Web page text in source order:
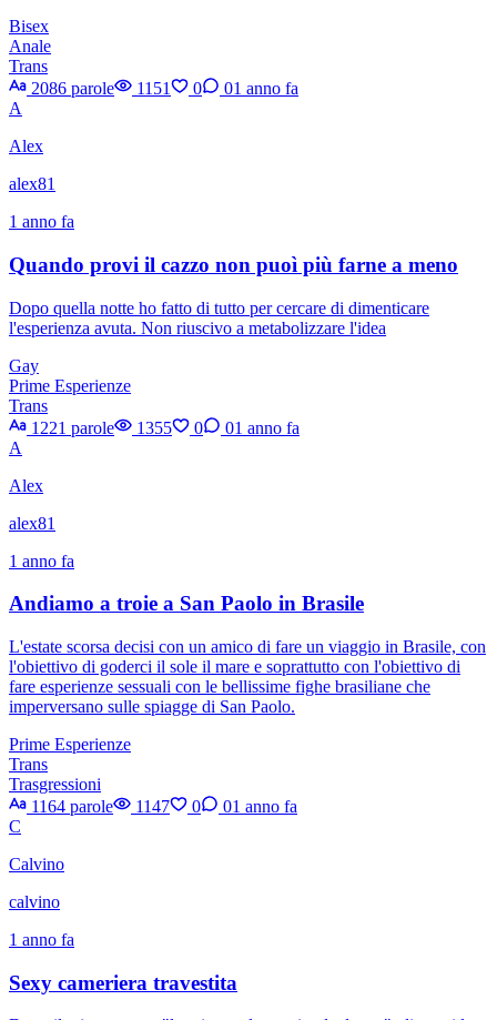
Bisex
Anale
Trans
2086 parole
1151 0 01 anno fa
A
Alex
alex81
1 anno fa
Quando provi il cazzo non puoì più farne a meno
Dopo quella notte ho fatto di tutto per cercare di dimenticare
l'esperienza avuta. Non riuscivo a metabolizzare l'idea
Gay
Prime Esperienze
Trans
1221 parole
1355 0 01 anno fa
A
Alex
alex81
1 anno fa
Andiamo a troie a San Paolo in Brasile
L'estate scorsa decisi con un amico di fare un viaggio in Brasile, con
l'obiettivo di goderci il sole il mare e soprattutto con l'obiettivo di
fare esperienze sessuali con le bellissime fighe brasiliane che
imperversano sulle spiagge di San Paolo.
Prime Esperienze
Trans
Trasgressioni
1164 parole
1147 0 01 anno fa
C
Calvino
calvino
1 anno fa
Sexy cameriera travestita